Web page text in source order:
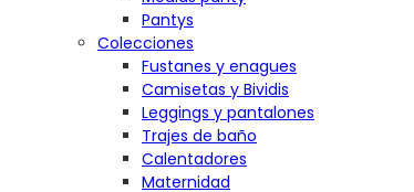
Pantys
Colecciones
Fustanes y enagues
Camisetas y Bividis
Leggings y pantalones
Trajes de baño
Calentadores
Maternidad